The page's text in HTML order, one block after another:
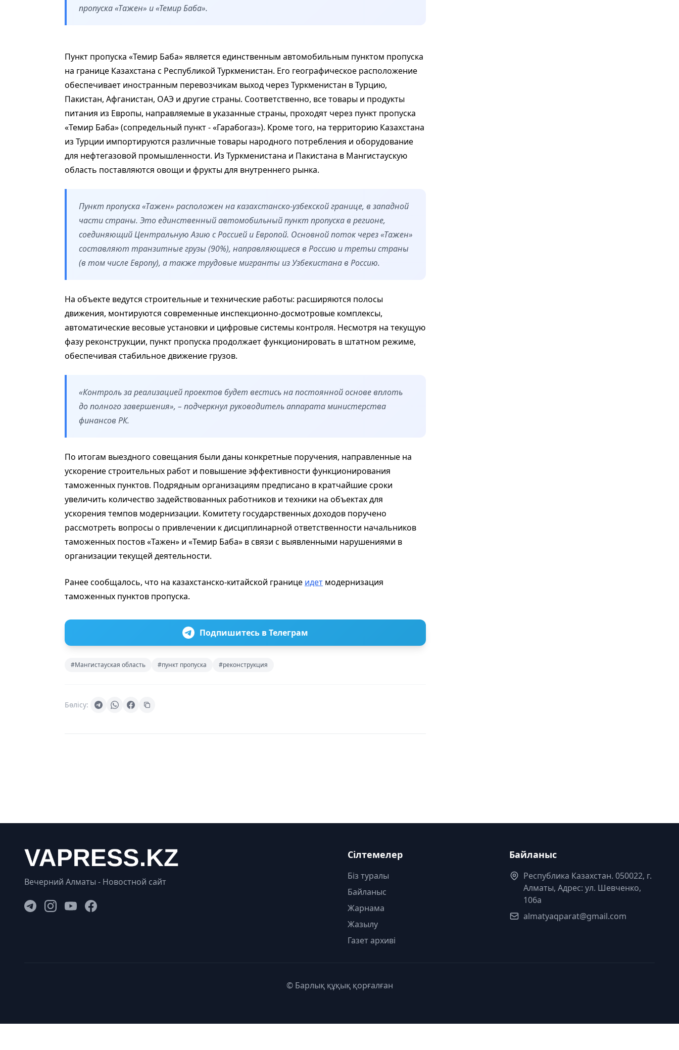
пропуска «Тажен» и «Темир Баба».
Пункт пропуска «Темир Баба» является единственным автомобильным пунктом пропуска
на границе Казахстана с Республикой Туркменистан. Его географическое расположение
обеспечивает иностранным перевозчикам выход через Туркменистан в Турцию,
Пакистан, Афганистан, ОАЭ и другие страны. Соответственно, все товары и продукты
питания из Европы, направляемые в указанные страны, проходят через пункт пропуска
«Темир Баба» (сопредельный пункт - «Гарабогаз»). Кроме того, на территорию Казахстана
из Турции импортируются различные товары народного потребления и оборудование
для нефтегазовой промышленности. Из Туркменистана и Пакистана в Мангистаускую
область поставляются овощи и фрукты для внутреннего рынка.
Пункт пропуска «Тажен» расположен на казахстанско-узбекской границе, в западной
части страны. Это единственный автомобильный пункт пропуска в регионе,
соединяющий Центральную Азию с Россией и Европой. Основной поток через «Тажен»
составляют транзитные грузы (90%), направляющиеся в Россию и третьи страны
(в том числе Европу), а также трудовые мигранты из Узбекистана в Россию.
На объекте ведутся строительные и технические работы: расширяются полосы
движения, монтируются современные инспекционно-досмотровые комплексы,
автоматические весовые установки и цифровые системы контроля. Несмотря на текущую
фазу реконструкции, пункт пропуска продолжает функционировать в штатном режиме,
обеспечивая стабильное движение грузов.
«Контроль за реализацией проектов будет вестись на постоянной основе вплоть
до полного завершения», – подчеркнул руководитель аппарата министерства
финансов РК.
По итогам выездного совещания были даны конкретные поручения, направленные на
ускорение строительных работ и повышение эффективности функционирования
таможенных пунктов. Подрядным организациям предписано в кратчайшие сроки
увеличить количество задействованных работников и техники на объектах для
ускорения темпов модернизации. Комитету государственных доходов поручено
рассмотреть вопросы о привлечении к дисциплинарной ответственности начальников
таможенных постов «Тажен» и «Темир Баба» в связи с выявленными нарушениями в
организации текущей деятельности.
Ранее сообщалось, что на казахстанско-китайской границе идет модернизация
таможенных пунктов пропуска.
Подпишитесь в Телеграм
#Мангистауская область #пункт пропуска #реконструкция
Бөлісу:
Вечерний Алматы - Новостной сайт
Сілтемелер
Біз туралы
Байланыс
Жарнама
Жазылу
Газет архиві
Байланыс
Республика Казахстан. 050022, г.
Алматы, Адрес: ул. Шевченко,
106а
almatyaqparat@gmail.com
© Барлық құқық қорғалған